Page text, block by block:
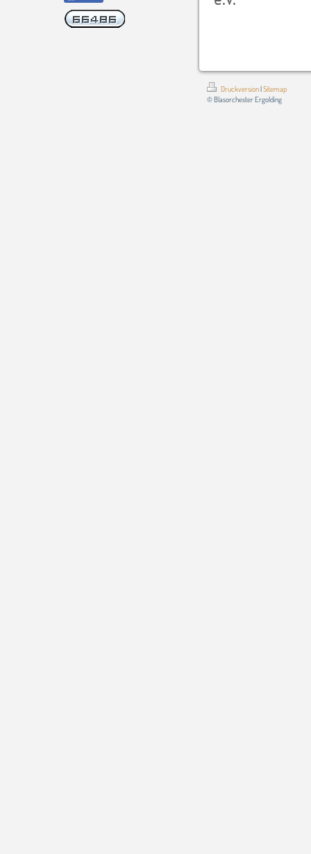
Druckversion|Sitemap
© Blasorchester Ergolding